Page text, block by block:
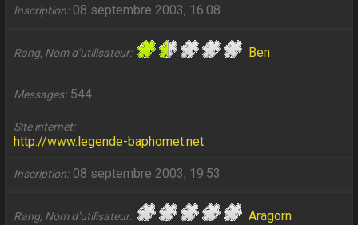
Inscription 08 septembre 2003, 16:08
Rang, Nom d’utilisateur Ben
Messages 544
Site internet
http://www.legende-baphomet.net
Inscription 08 septembre 2003, 19:53
Rang, Nom d’utilisateur Aragorn